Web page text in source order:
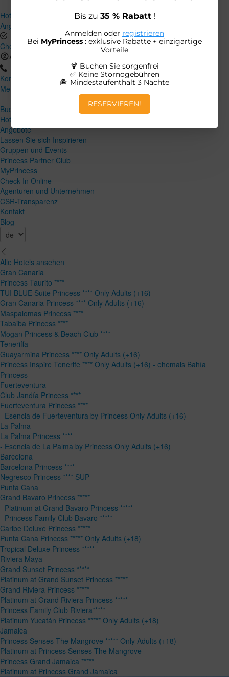
Hotels und Urlaubsziele
Angebote
Check-In Online
Anmeldung
Kontakt
Menü
Buchen
Hotels und Urlaubsziele
Angebote
Lassen Sie sich Inspirieren
Gruppen und Events
Princess Partner Club
MyPrincess
Check-In Online
Agenturen und Unternehmen
CSR-Transparenz
Kontakt
Blog
Alle Hotels ansehen
Gran Canaria
Princess Taurito ****
TUI BLUE Suite Princess **** Only Adults (+16)
Gran Canaria Princess **** Only Adults (+16)
Maspalomas Princess ****
Tabaiba Princess ****
Mogan Princess & Beach Club ****
Teneriffa
Guayarmina Princess **** Only Adults (+16)
Princess Inspire Tenerife **** Only Adults (+16) - ehemals Bahía
Princess
Fuerteventura
Club Jandía Princess ****
Fuerteventura Princess ****
- Esencia de Fuerteventura by Princess Only Adults (+16)
La Palma
La Palma Princess ****
- Esencia de La Palma by Princess Only Adults (+16)
Barcelona
Barcelona Princess ****
Negresco Princess **** SUP
Punta Cana
Grand Bavaro Princess *****
- Platinum at Grand Bavaro Princess *****
- Princess Family Club Bavaro *****
Caribe Deluxe Princess *****
Punta Cana Princess ***** Only Adults (+18)
Tropical Deluxe Princess *****
Riviera Maya
Grand Sunset Princess *****
Platinum at Grand Sunset Princess *****
Grand Riviera Princess *****
Platinum at Grand Riviera Princess *****
Princess Family Club Riviera*****
Platinum Yucatán Princess ***** Only Adults (+18)
Jamaica
Princess Senses The Mangrove ***** Only Adults (+18)
Platinum at Princess Senses The Mangrove
Princess Grand Jamaica *****
Platinum at Princess Grand Jamaica